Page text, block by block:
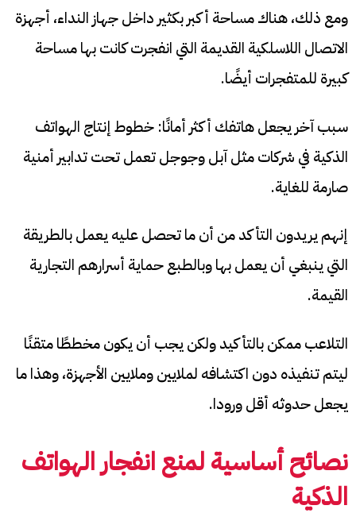
ومع ذلك، هناك مساحة أكبر بكثير داخل جهاز النداء، أجهزة
الاتصال اللاسلكية القديمة التي انفجرت كانت بها مساحة
كبيرة للمتفجرات أيضًا.
سبب آخر يجعل هاتفك أكثر أمانًا: خطوط إنتاج الهواتف
الذكية في شركات مثل آبل وجوجل تعمل تحت تدابير أمنية
صارمة للغاية.
إنهم يريدون التأكد من أن ما تحصل عليه يعمل بالطريقة
التي ينبغي أن يعمل بها وبالطبع حماية أسرارهم التجارية
القيمة.
التلاعب ممكن بالتأكيد ولكن يجب أن يكون مخططًا متقنًا
ليتم تنفيذه دون اكتشافه لملايين وملايين الأجهزة، وهذا ما
يجعل حدوثه أقل ورودا.
نصائح أساسية لمنع انفجار الهواتف
الذكية